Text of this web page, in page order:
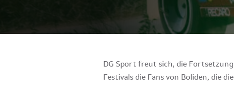
DG Sport freut sich, die
Festivals die Fans von Boliden, die